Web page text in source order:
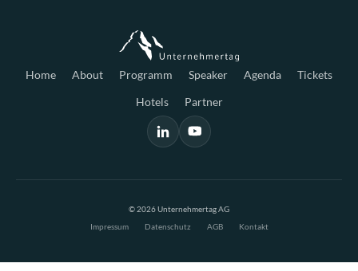
Home About Programm Speaker Agenda
Tickets
Hotels
Partner
© 2026 Unternehmertag AG
Impressum
Datenschutz AGB Kontakt